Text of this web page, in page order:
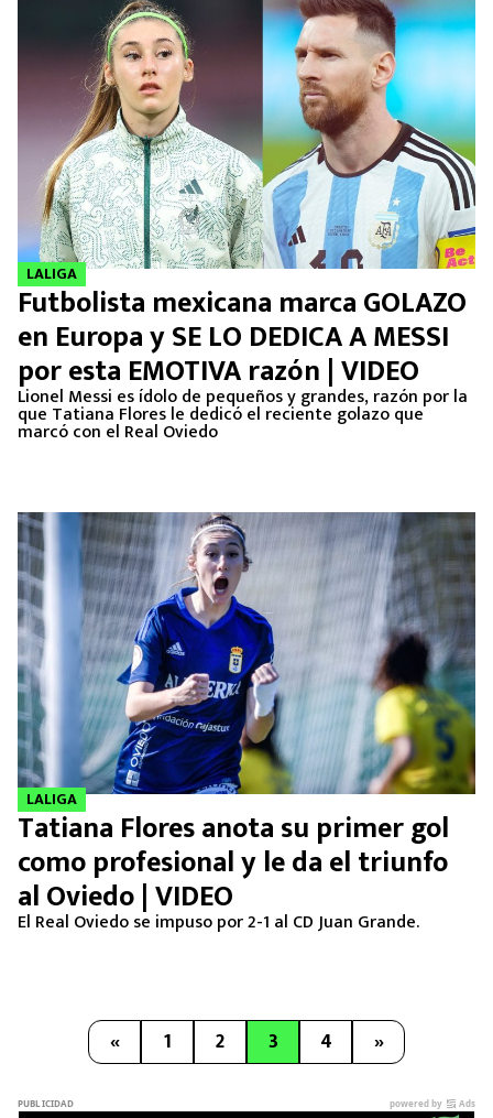
LALIGA
Futbolista mexicana marca GOLAZO
en Europa y SE LO DEDICA A MESSI
por esta EMOTIVA razón | VIDEO
Lionel Messi es ídolo de pequeños y grandes, razón por la
que Tatiana Flores le dedicó el reciente golazo que
marcó con el Real Oviedo
LALIGA
Tatiana Flores anota su primer gol
como profesional y le da el triunfo
al Oviedo | VIDEO
El Real Oviedo se impuso por 2-1 al CD Juan Grande.
« 1 2 3 4 »